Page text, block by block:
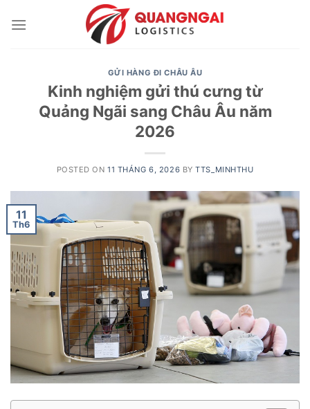
GỬI HÀNG ĐI CHÂU ÂU
Kinh nghiệm gửi thú cưng từ
Quảng Ngãi sang Châu Âu năm
2026
POSTED ON11 THÁNG 6, 2026 BYTTS_MINHTHU
11
Th6